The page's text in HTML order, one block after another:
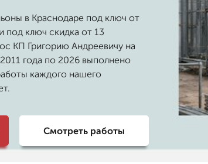
в Краснодаре под ключ от
под ключ скидка от 13
КП Григорию Андреевичу на
года по 2026 выполнено
каждого нашего
Смотреть работы